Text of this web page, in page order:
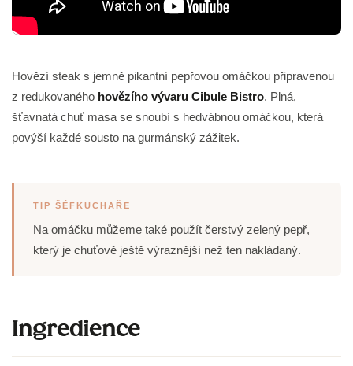
Hovězí steak s jemně pikantní pepřovou omáčkou připravenou
z redukovaného hovězího vývaru Cibule Bistro. Plná,
šťavnatá chuť masa se snoubí s hedvábnou omáčkou, která
povýší každé sousto na gurmánský zážitek.
TIP ŠÉFKUCHAŘE
Na omáčku můžeme také použít čerstvý zelený pepř,
který je chuťově ještě výraznější než ten nakládaný.
Ingredience